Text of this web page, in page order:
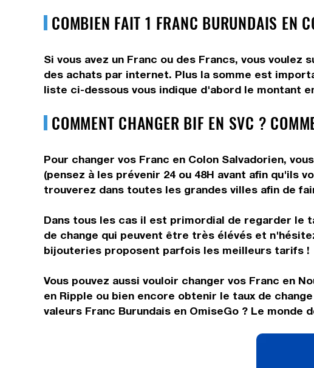
COMBIEN FAIT 1 FRANC BURUNDAIS EN
Si vous avez un Franc ou des Francs, vous
des achats par internet. Plus la somme est
liste ci-dessous vous indique d'abord le montant
COMMENT CHANGER BIF EN SVC ?
Pour changer vos Franc en Colon Salvadorien,
(pensez à les prévenir 24 ou 48H avant afin qu'ils
trouverez dans toutes les grandes villes afin de
Dans tous les cas il est primordial de regarder le
de change qui peuvent être très élévés et
bijouteries proposent parfois les meilleurs tarifs !
Vous pouvez aussi vouloir changer vos Franc en
en Ripple ou bien encore obtenir le taux de
valeurs Franc Burundais en OmiseGo ? Le